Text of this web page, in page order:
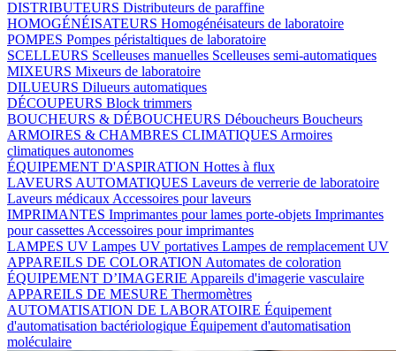
DISTRIBUTEURS Distributeurs de paraffine
HOMOGÉNÉISATEURS Homogénéisateurs de laboratoire
POMPES Pompes péristaltiques de laboratoire
SCELLEURS Scelleuses manuelles Scelleuses semi-automatiques
MIXEURS Mixeurs de laboratoire
DILUEURS Dilueurs automatiques
DÉCOUPEURS Block trimmers
BOUCHEURS & DÉBOUCHEURS Déboucheurs Boucheurs
ARMOIRES & CHAMBRES CLIMATIQUES Armoires
climatiques autonomes
ÉQUIPEMENT D'ASPIRATION Hottes à flux
LAVEURS AUTOMATIQUES Laveurs de verrerie de laboratoire
Laveurs médicaux Accessoires pour laveurs
IMPRIMANTES Imprimantes pour lames porte-objets Imprimantes
pour cassettes Accessoires pour imprimantes
LAMPES UV Lampes UV portatives Lampes de remplacement UV
APPAREILS DE COLORATION Automates de coloration
ÉQUIPEMENT D’IMAGERIE Appareils d'imagerie vasculaire
APPAREILS DE MESURE Thermomètres
AUTOMATISATION DE LABORATOIRE Équipement
d'automatisation bactériologique Équipement d'automatisation
moléculaire